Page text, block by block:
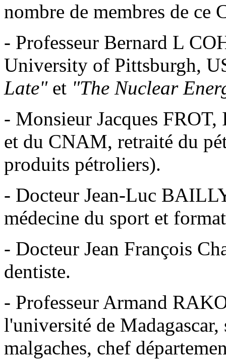
nombre de membres de ce
- Professeur Bernard L
University of Pittsburgh,
Late"et "The Nuclear
- Monsieur Jacques
et du CNAM, retraité du
produits pétroliers).
- Docteur Jean-Luc
médecine du sport et
- Docteur Jean François
dentiste.
- Professeur Armand
l'université de Madagascar,
malgaches, chef